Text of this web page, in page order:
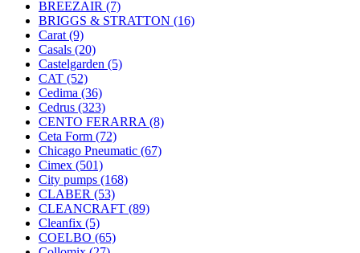
BREEZAIR (7)
BRIGGS & STRATTON (16)
Carat (9)
Casals (20)
Castelgarden (5)
CAT (52)
Cedima (36)
Cedrus (323)
CENTO FERARRA (8)
Ceta Form (72)
Chicago Pneumatic (67)
Cimex (501)
City pumps (168)
CLABER (53)
CLEANCRAFT (89)
Cleanfix (5)
COELBO (65)